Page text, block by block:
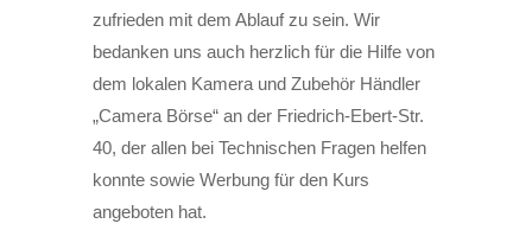
zufrieden mit dem Ablauf zu sein. Wir
bedanken uns auch herzlich für die Hilfe von
dem lokalen Kamera und Zubehör Händler
„Camera Börse“ an der Friedrich-­Ebert‐Str.
40, der allen bei Technischen Fragen helfen
konnte sowie Werbung für den Kurs
angeboten hat.